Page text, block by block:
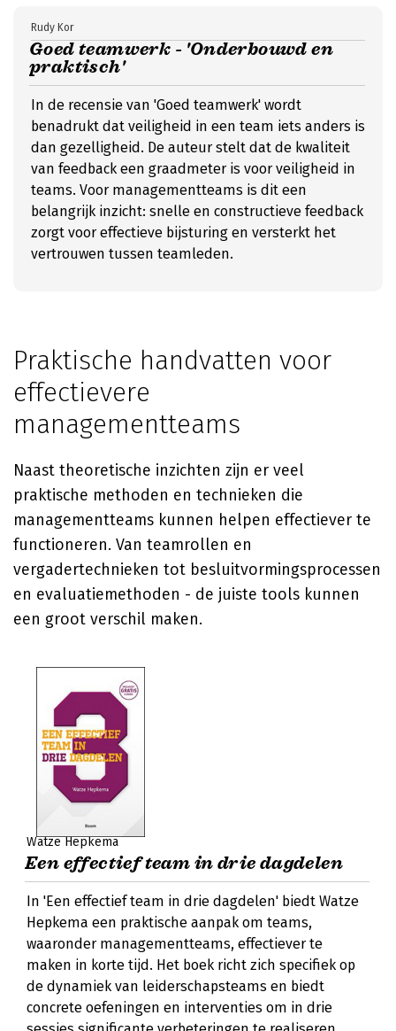
Goed teamwerk - 'Onderbouwd en
praktisch'
Rudy Kor
In de recensie van 'Goed teamwerk' wordt
benadrukt dat veiligheid in een team iets anders is
dan gezelligheid. De auteur stelt dat de kwaliteit
van feedback een graadmeter is voor veiligheid in
teams. Voor managementteams is dit een
belangrijk inzicht: snelle en constructieve feedback
zorgt voor effectieve bijsturing en versterkt het
vertrouwen tussen teamleden.
Praktische handvatten voor
effectievere
managementteams
Naast theoretische inzichten zijn er veel
praktische methoden en technieken die
managementteams kunnen helpen effectiever te
functioneren. Van teamrollen en
vergadertechnieken tot besluitvormingsprocessen
en evaluatiemethoden - de juiste tools kunnen
een groot verschil maken.
Watze Hepkema
Een effectief team in drie dagdelen
In 'Een effectief team in drie dagdelen' biedt Watze
Hepkema een praktische aanpak om teams,
waaronder managementteams, effectiever te
maken in korte tijd. Het boek richt zich specifiek op
de dynamiek van leiderschapsteams en biedt
concrete oefeningen en interventies om in drie